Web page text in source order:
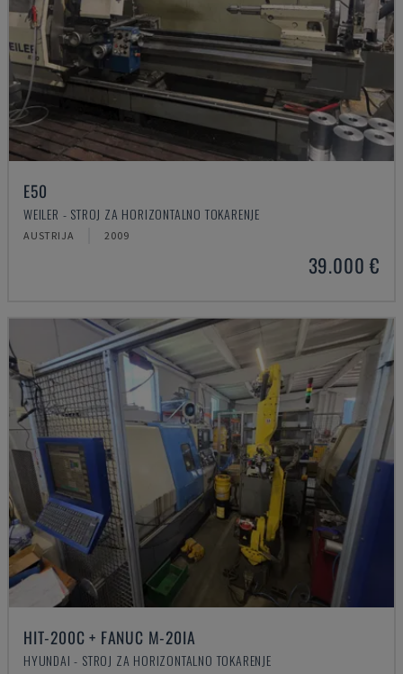
E50
WEILER - STROJ ZA HORIZONTALNO TOKARENJE
AUSTRIJA 2009
39.000 €
HIT-200C + FANUC M-20IA
HYUNDAI - STROJ ZA HORIZONTALNO TOKARENJE